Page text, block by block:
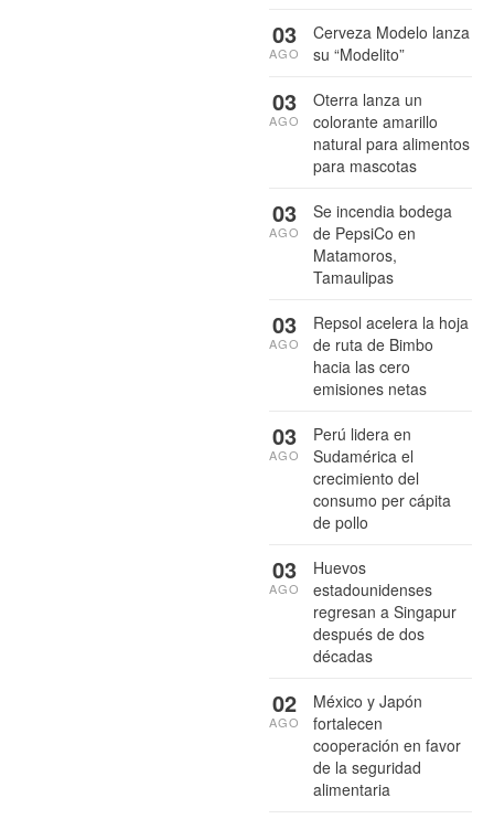
Cerveza Modelo lanza
su “Modelito”
03
AGO
Oterra lanza un
colorante amarillo
natural para alimentos
para mascotas
03
AGO
Se incendia bodega
de PepsiCo en
Matamoros,
Tamaulipas
03
AGO
Repsol acelera la hoja
de ruta de Bimbo
hacia las cero
emisiones netas
03
AGO
Perú lidera en
Sudamérica el
crecimiento del
consumo per cápita
de pollo
03
AGO
Huevos
estadounidenses
regresan a Singapur
después de dos
décadas
03
AGO
México y Japón
fortalecen
cooperación en favor
de la seguridad
alimentaria
02
AGO